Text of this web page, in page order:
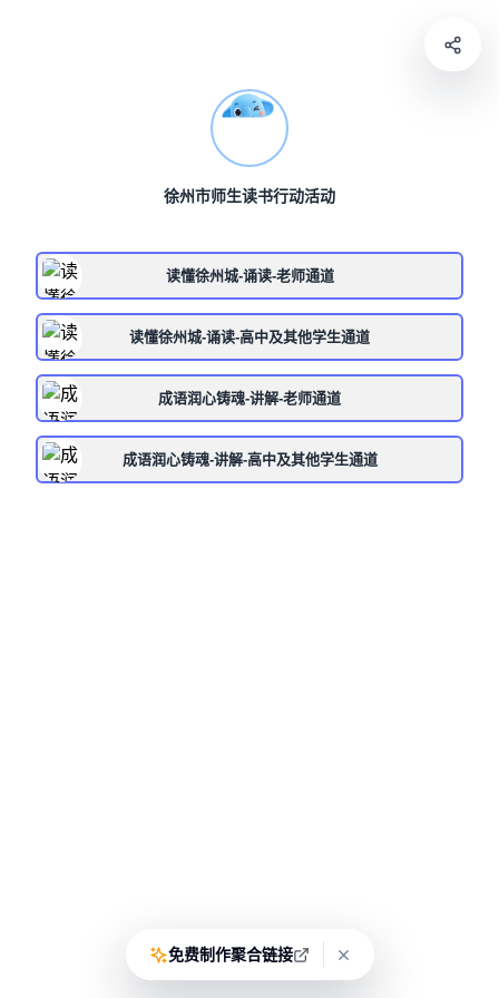
徐州市师生读书行动活动
读懂徐州城-诵读-老师通道
读懂徐州城-诵读-高中及其他学生通道
成语润心铸魂-讲解-老师通道
成语润心铸魂-讲解-高中及其他学生通道
免费制作聚合链接